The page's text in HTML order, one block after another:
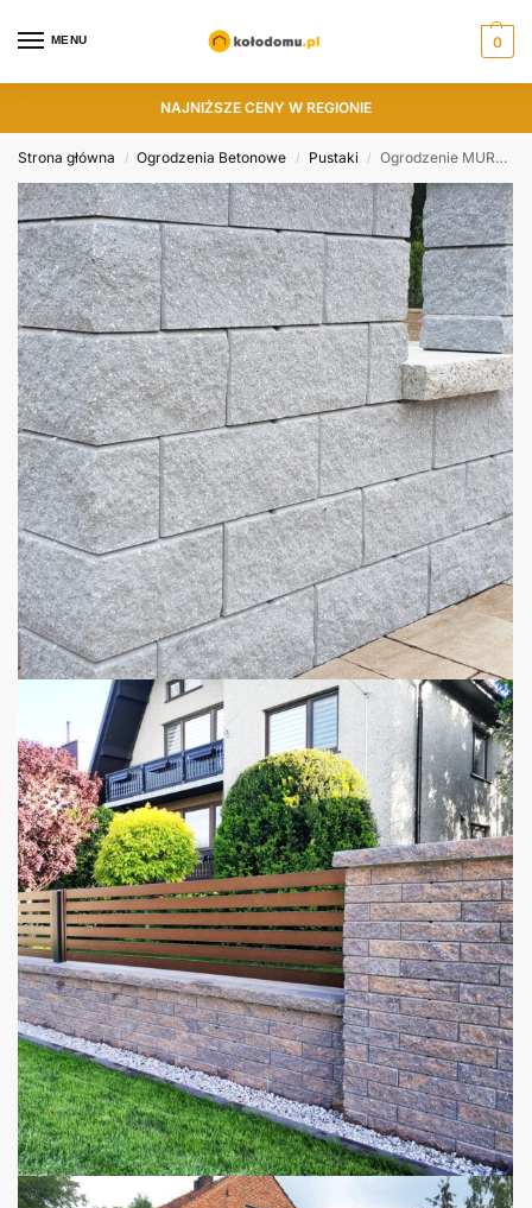
MENU 0
NAJNIŻSZE CENY W REGIONIE
Strona główna / Ogrodzenia Betonowe / Pustaki / Ogrodzenie MURO 8 P22